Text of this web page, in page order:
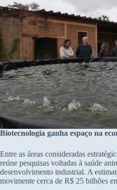
Biotecnologia ganha espaço na
Entre as áreas consideradas
reúne pesquisas voltadas à saúde
desenvolvimento industrial. A
movimente cerca de R$ 25 bilhões